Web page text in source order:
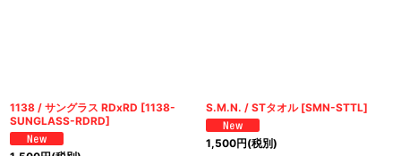
1138 / サングラス RDxRD [1138-
SUNGLASS-RDRD]
S.M.N. / STタオル [SMN-STTL]
1,500円(税別)